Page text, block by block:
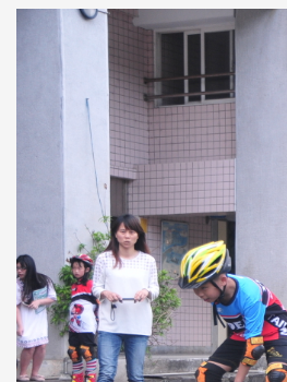
班級園地
臺灣母語日專區
早午餐專區
場地租借資訊
資訊組